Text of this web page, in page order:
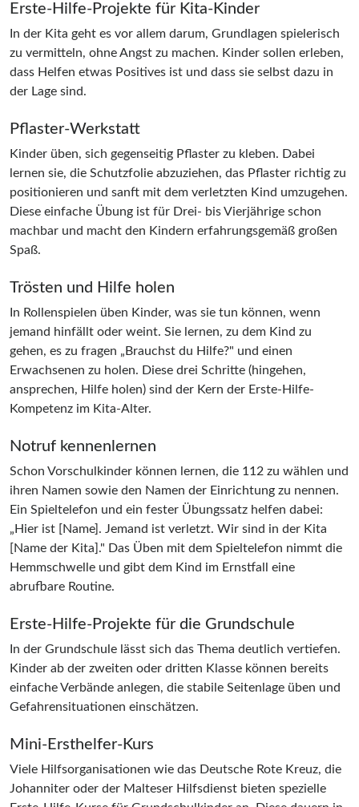
Erste-Hilfe-Projekte für Kita-Kinder
In der Kita geht es vor allem darum, Grundlagen spielerisch
zu vermitteln, ohne Angst zu machen. Kinder sollen erleben,
dass Helfen etwas Positives ist und dass sie selbst dazu in
der Lage sind.
Pflaster-Werkstatt
Kinder üben, sich gegenseitig Pflaster zu kleben. Dabei
lernen sie, die Schutzfolie abzuziehen, das Pflaster richtig zu
positionieren und sanft mit dem verletzten Kind umzugehen.
Diese einfache Übung ist für Drei- bis Vierjährige schon
machbar und macht den Kindern erfahrungsgemäß großen
Spaß.
Trösten und Hilfe holen
In Rollenspielen üben Kinder, was sie tun können, wenn
jemand hinfällt oder weint. Sie lernen, zu dem Kind zu
gehen, es zu fragen „Brauchst du Hilfe?" und einen
Erwachsenen zu holen. Diese drei Schritte (hingehen,
ansprechen, Hilfe holen) sind der Kern der Erste-Hilfe-
Kompetenz im Kita-Alter.
Notruf kennenlernen
Schon Vorschulkinder können lernen, die 112 zu wählen und
ihren Namen sowie den Namen der Einrichtung zu nennen.
Ein Spieltelefon und ein fester Übungssatz helfen dabei:
„Hier ist [Name]. Jemand ist verletzt. Wir sind in der Kita
[Name der Kita]." Das Üben mit dem Spieltelefon nimmt die
Hemmschwelle und gibt dem Kind im Ernstfall eine
abrufbare Routine.
Erste-Hilfe-Projekte für die Grundschule
In der Grundschule lässt sich das Thema deutlich vertiefen.
Kinder ab der zweiten oder dritten Klasse können bereits
einfache Verbände anlegen, die stabile Seitenlage üben und
Gefahrensituationen einschätzen.
Mini-Ersthelfer-Kurs
Viele Hilfsorganisationen wie das Deutsche Rote Kreuz, die
Johanniter oder der Malteser Hilfsdienst bieten spezielle